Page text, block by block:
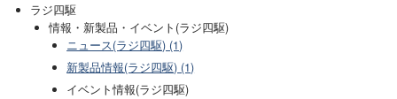
ラジ四駆
情報・新製品・イベント(ラジ四駆)
ニュース(ラジ四駆) (1)
新製品情報(ラジ四駆) (1)
イベント情報(ラジ四駆)